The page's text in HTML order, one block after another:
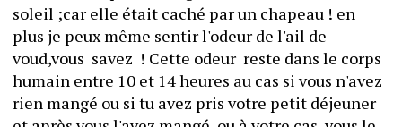
soleil ;car elle était caché par un chapeau ! en
plus je peux même sentir l'odeur de l'ail de
voud,vous  savez  ! Cette odeur  reste dans le corps
humain entre 10 et 14 heures au cas si vous n'avez
rien mangé ou si tu avez pris votre petit déjeuner